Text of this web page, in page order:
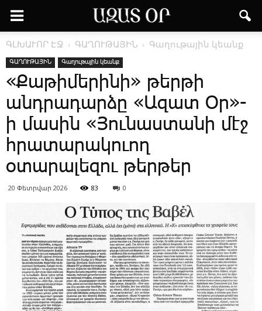
ԳԼԽԱՒՈՐ ԷՋ ԳԱՂՈՒԹԱՅԻՆ Գաղութային կեանք
ԳԱՂՈՒԹԱՅԻՆ Գաղութային կեանք
«­Քա­թի­մե­րի­նի» թերթի
անդրադարձը «Ազատ Օր»-
ի մասին «Յունաստանի մէջ
հրատարակուող
օտարալեզու թերթեր
20 Փետրվար 2026 83 0